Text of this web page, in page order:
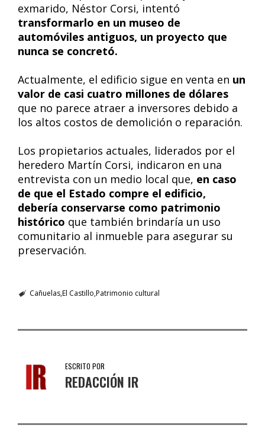
exmarido, Néstor Corsi, intentó
transformarlo en un museo de
automóviles antiguos, un proyecto que
nunca se concretó.
Actualmente, el edificio sigue en venta en un
valor de casi cuatro millones de dólares
que no parece atraer a inversores debido a
los altos costos de demolición o reparación.
Los propietarios actuales, liderados por el
heredero Martín Corsi, indicaron en una
entrevista con un medio local que, en caso
de que el Estado compre el edificio,
debería conservarse como patrimonio
histórico que también brindaría un uso
comunitario al inmueble para asegurar su
preservación.
CañuelasEl Castillo Patrimonio cultural
ESCRITO POR
REDACCIÓN IR